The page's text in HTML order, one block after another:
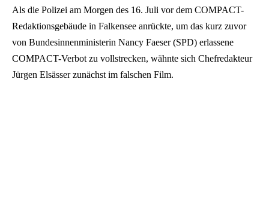
Als die Polizei am Morgen des 16. Juli vor dem COMPACT-
Redaktionsgebäude in Falkensee anrückte, um das kurz zuvor
von Bundesinnenministerin Nancy Faeser (SPD) erlassene
COMPACT-Verbot zu vollstrecken, wähnte sich Chefredakteur
Jürgen Elsässer zunächst im falschen Film.